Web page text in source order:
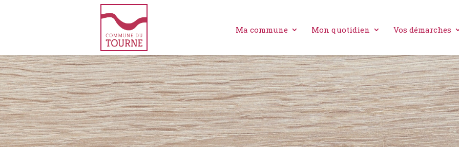
Ma commune Mon quotidien Vos démarches